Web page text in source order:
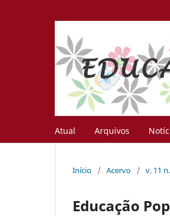
Atual Arquivos
Início / Acervo / v. 11
Educação